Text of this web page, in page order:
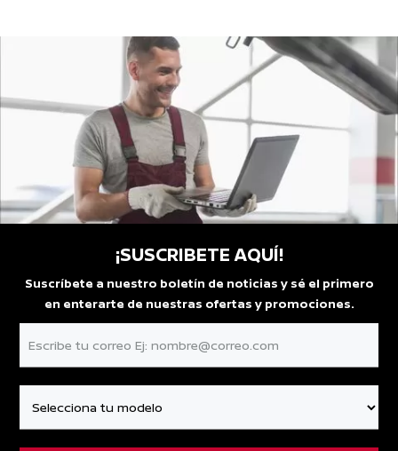
¡SUSCRIBETE AQUÍ!
Suscríbete a nuestro boletín de noticias y sé el primero
en enterarte de nuestras ofertas y promociones.